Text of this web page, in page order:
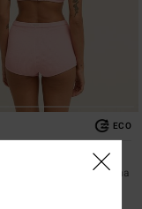
ECO
da bagno Rosa Donna